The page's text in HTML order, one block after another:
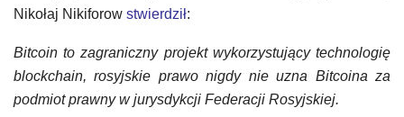
Nikołaj Nikiforow stwierdził:
Bitcoin to zagraniczny projekt wykorzystujący technologię
blockchain, rosyjskie prawo nigdy nie uzna Bitcoina za
podmiot prawny w jurysdykcji Federacji Rosyjskiej.